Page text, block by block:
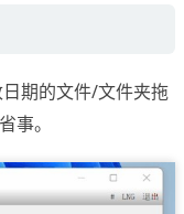
期的文件/文件夹拖
事。